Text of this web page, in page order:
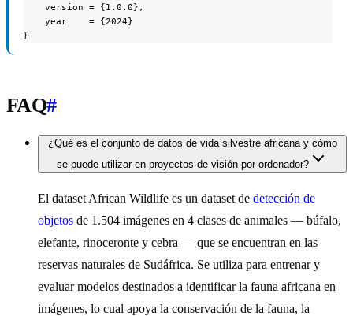
    version = {1.0.0},
    year    = {2024}
}
FAQ#
¿Qué es el conjunto de datos de vida silvestre africana y cómo
se puede utilizar en proyectos de visión por ordenador?
El dataset African Wildlife es un dataset de detección de
objetos de 1.504 imágenes en 4 clases de animales — búfalo,
elefante, rinoceronte y cebra — que se encuentran en las
reservas naturales de Sudáfrica. Se utiliza para entrenar y
evaluar modelos destinados a identificar la fauna africana en
imágenes, lo cual apoya la conservación de la fauna, la